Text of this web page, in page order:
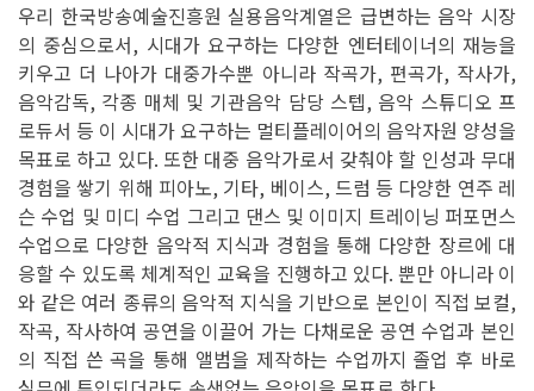
우리 한국방송예술진흥원 실용음악계열은 급변하는 음악 시장
의 중심으로서, 시대가 요구하는 다양한 엔터테이너의 재능을
키우고 더 나아가 대중가수뿐 아니라 작곡가, 편곡가, 작사가,
음악감독, 각종 매체 및 기관음악 담당 스텝, 음악 스튜디오 프
로듀서 등 이 시대가 요구하는 멀티플레이어의 음악자원 양성을
목표로 하고 있다. 또한 대중 음악가로서 갖춰야 할 인성과 무대
경험을 쌓기 위해 피아노, 기타, 베이스, 드럼 등 다양한 연주 레
슨 수업 및 미디 수업 그리고 댄스 및 이미지 트레이닝 퍼포먼스
수업으로 다양한 음악적 지식과 경험을 통해 다양한 장르에 대
응할 수 있도록 체계적인 교육을 진행하고 있다. 뿐만 아니라 이
와 같은 여러 종류의 음악적 지식을 기반으로 본인이 직접 보컬,
작곡, 작사하여 공연을 이끌어 가는 다채로운 공연 수업과 본인
의 직접 쓴 곡을 통해 앨범을 제작하는 수업까지 졸업 후 바로